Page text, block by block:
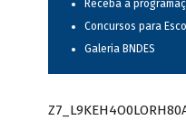
Receba a
Concursos para
Galeria BNDES